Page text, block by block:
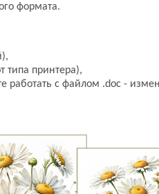
формата.
типа принтера),
работать с файлом .doc -